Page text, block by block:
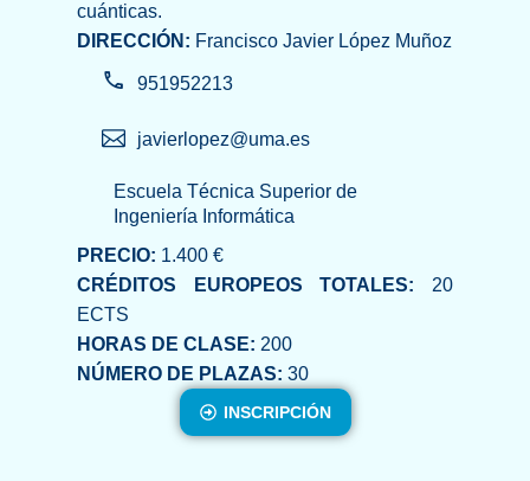
cuánticas.
DIRECCIÓN: Francisco Javier López Muñoz
951952213
javierlopez@uma.es
Escuela Técnica Superior de
Ingeniería Informática
PRECIO: 1.400 €
CRÉDITOS EUROPEOS TOTALES: 20
ECTS
HORAS DE CLASE: 200
NÚMERO DE PLAZAS: 30
INSCRIPCIÓN